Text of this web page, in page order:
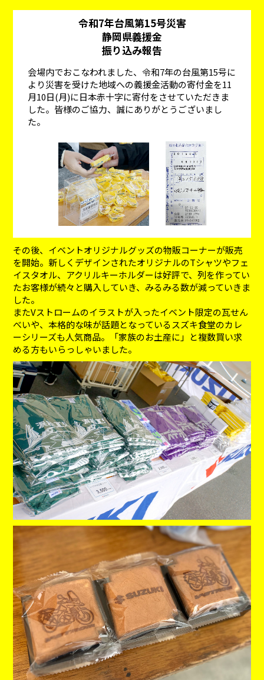
令和7年台風第15号災害
静岡県義援金
振り込み報告
会場内でおこなわれました、令和7年の台風第15号に
より災害を受けた地域への義援金活動の寄付金を11
月10日(月)に日本赤十字に寄付をさせていただきま
した。皆様のご協力、誠にありがとうございまし
た。
その後、イベントオリジナルグッズの物販コーナーが販売
を開始。新しくデザインされたオリジナルのTシャツやフェ
イスタオル、アクリルキーホルダーは好評で、列を作ってい
たお客様が続々と購入していき、みるみる数が減っていきま
した。
またVストロームのイラストが入ったイベント限定の瓦せん
べいや、本格的な味が話題となっているスズキ食堂のカレ
ーシリーズも人気商品。「家族のお土産に」と複数買い求
める方もいらっしゃいました。